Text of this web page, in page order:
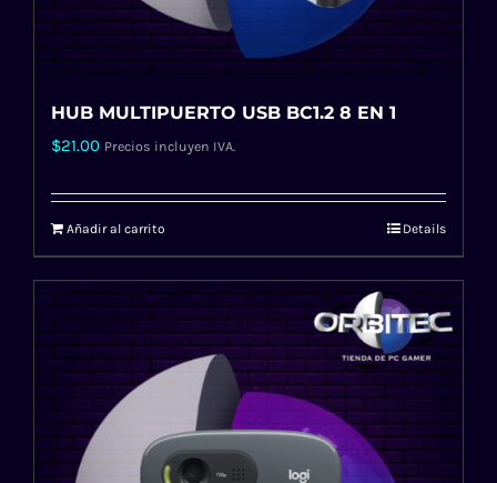
HUB MULTIPUERTO USB BC1.2 8 EN 1
$21.00 Precios incluyen IVA.
Añadir al carrito Details